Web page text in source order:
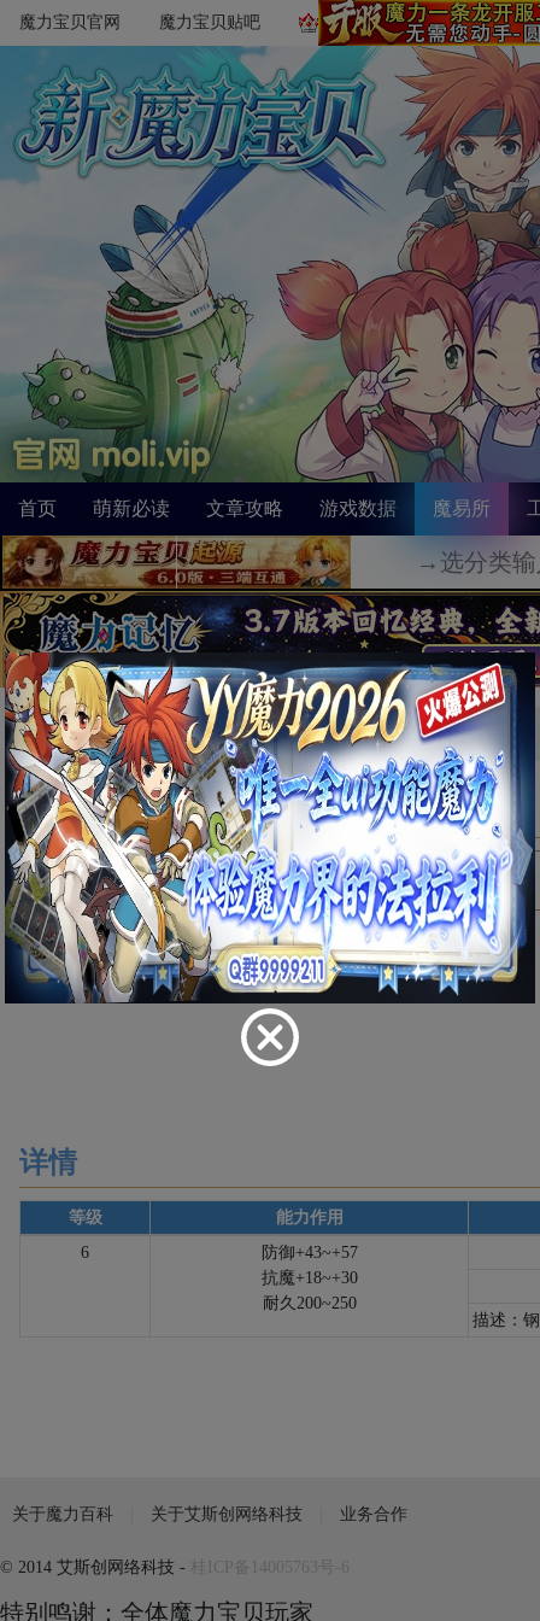
魔力宝贝官网 魔力宝贝贴吧
首页 萌新必读 文章攻略 游戏数据 魔易所
首页 物品 防具 详情
钢靴[ 数据有误？点我修改 ]
物品类别 防具
详情
等级
能力作用
6
防御+43~+57
抗魔+18~+30
耐久200~250
描述：钢
关于魔力百科 关于艾斯创网络科技 业务合作
© 2014 艾斯创网络科技 - 桂ICP备14005763号-6
特别鸣谢：全体魔力宝贝玩家